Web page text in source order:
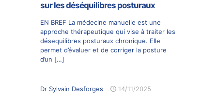
sur les déséquilibres posturaux
EN BREF La médecine manuelle est une
approche thérapeutique qui vise à traiter les
désequilibres posturaux chronique. Elle
permet d’évaluer et de corriger la posture
d’un […]
Dr Sylvain Desforges 14/11/2025